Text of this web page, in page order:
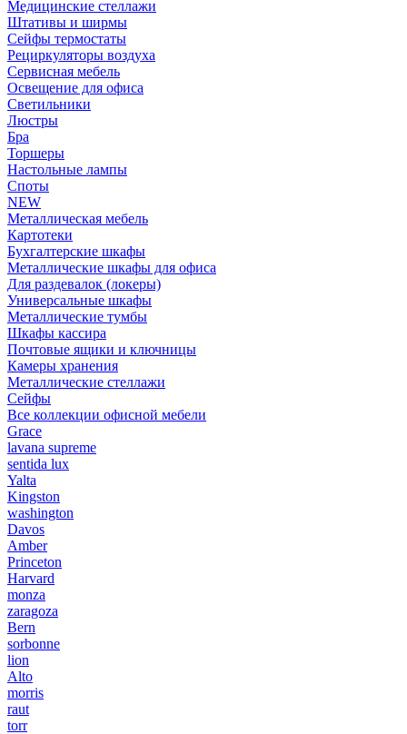
Медицинские стеллажи
Штативы и ширмы
Сейфы термостаты
Рециркуляторы воздуха
Сервисная мебель
Освещение для офиса
Светильники
Люстры
Бра
Торшеры
Настольные лампы
Споты
NEW
Металлическая мебель
Картотеки
Бухгалтерские шкафы
Металлические шкафы для офиса
Для раздевалок (локеры)
Универсальные шкафы
Металлические тумбы
Шкафы кассира
Почтовые ящики и ключницы
Камеры хранения
Металлические стеллажи
Сейфы
Все коллекции офисной мебели
Grace
lavana supreme
sentida lux
Yalta
Kingston
washington
Davos
Amber
Princeton
Harvard
monza
zaragoza
Bern
sorbonne
lion
Alto
morris
raut
torr